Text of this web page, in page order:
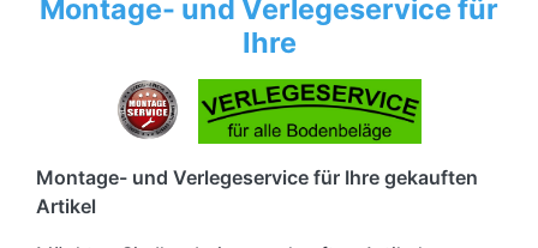
Montage- und Verlegeservice für
Ihre
Montage- und Verlegeservice für Ihre gekauften
Artikel